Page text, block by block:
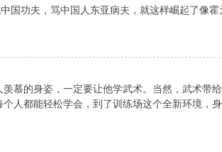
国功夫，骂中国人东亚病夫，就这样崛起了像
慕的身姿，一定要让他学武术。当然，武术带
人都能轻松学会，到了训练场这个全新环境，